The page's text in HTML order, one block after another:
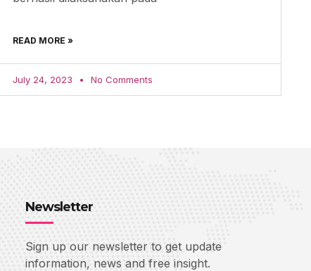
READ MORE »
July 24, 2023 No Comments
Newsletter
Sign up our newsletter to get update
information, news and free insight.